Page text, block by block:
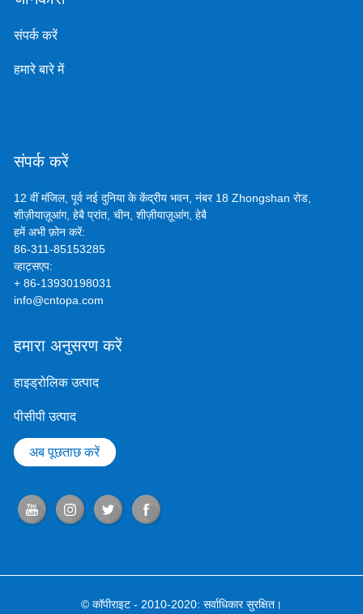
संपर्क करें
हमारे बारे में
संपर्क करें
12 वीं मंजिल, पूर्व नई दुनिया के केंद्रीय भवन, नंबर 18 Zhongshan रोड,
शीज़ीयाज़ूआंग, हेबै प्रांत, चीन, शीज़ीयाज़ूआंग, हेबै
हमें अभी फ़ोन करें:
86-311-85153285
व्हाट्सएप:
+ 86-13930198031
info@cntopa.com
हमारा अनुसरण करें
हाइड्रोलिक उत्पाद
पीसीपी उत्पाद
अब पूछताछ करें
© कॉपीराइट - 2010-2020: सर्वाधिकार सुरक्षित।